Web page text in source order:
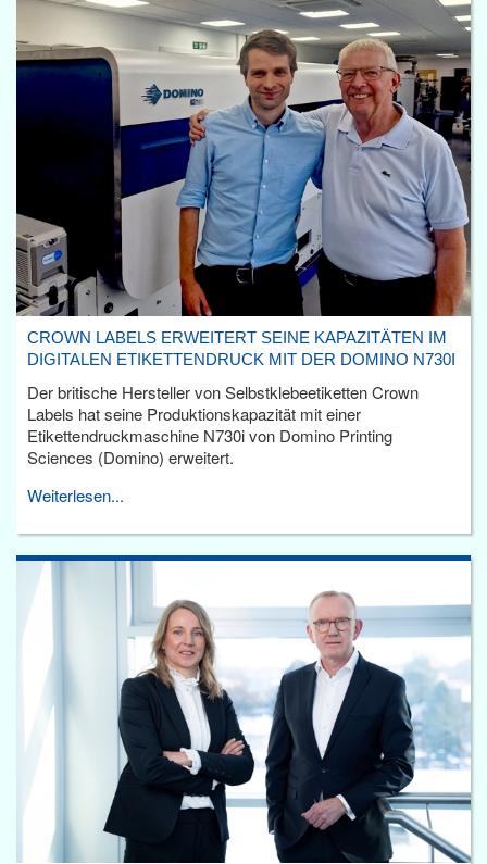
CROWN LABELS ERWEITERT SEINE KAPAZITÄTEN IM
DIGITALEN ETIKETTENDRUCK MIT DER DOMINO N730I
Der britische Hersteller von Selbstklebeetiketten Crown
Labels hat seine Produktionskapazität mit einer
Etikettendruckmaschine N730i von Domino Printing
Sciences (Domino) erweitert.
Weiterlesen...